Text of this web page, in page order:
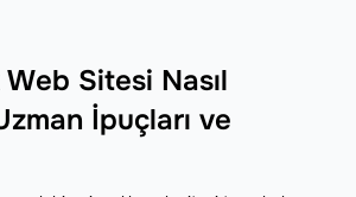
Sitesi Nasıl
İpuçları ve